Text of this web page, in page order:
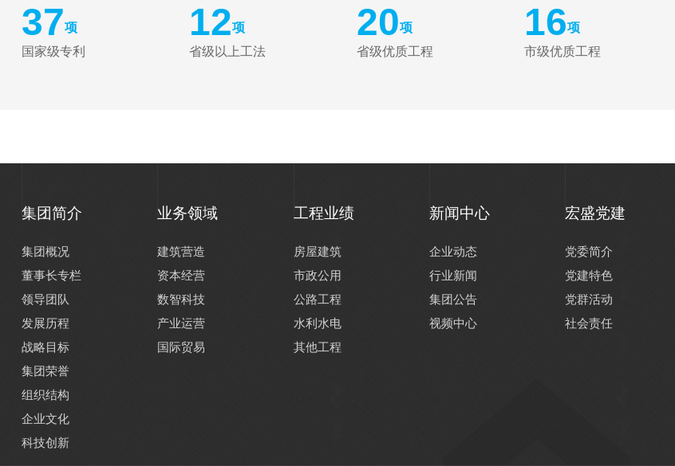
37项
国家级专利
12项
省级以上工法
20项
省级优质工程
16项
市级优质工程
集团简介
集团概况
董事长专栏
领导团队
发展历程
战略目标
集团荣誉
组织结构
企业文化
科技创新
业务领域
建筑营造
资本经营
数智科技
产业运营
国际贸易
工程业绩
房屋建筑
市政公用
公路工程
水利水电
其他工程
新闻中心
企业动态
行业新闻
集团公告
视频中心
宏盛党建
党委简介
党建特色
党群活动
社会责任